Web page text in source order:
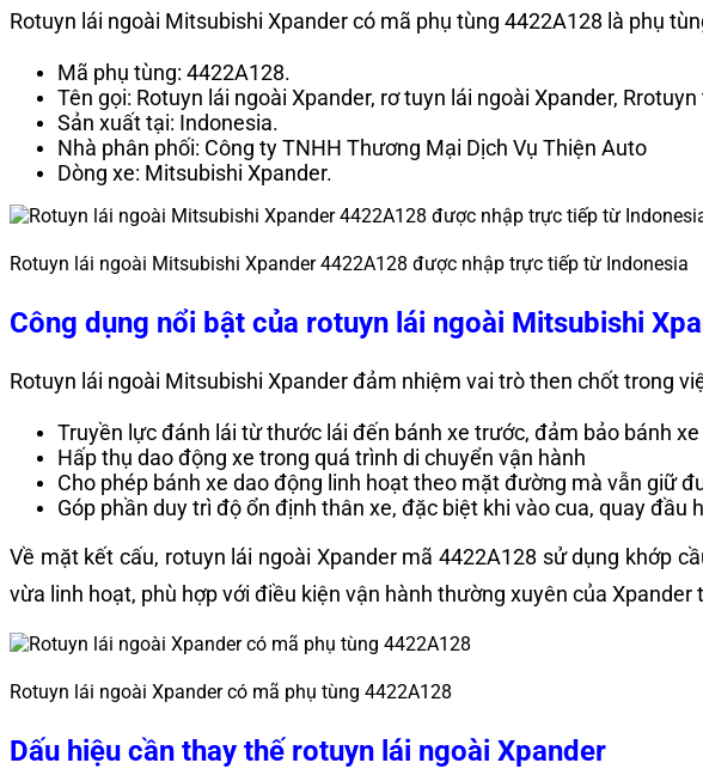
Rotuyn lái ngoài Mitsubishi Xpandercó mã phụ tùng 4422A128 là phụ
Mã phụ tùng: 4422A128.
Tên gọi: Rotuyn lái ngoài Xpander, rơ tuyn lái ngoài Xpander,
Sản xuất tại: Indonesia.
Nhà phân phối: Công ty TNHH Thương Mại Dịch Vụ Thiện Auto
Dòng xe: Mitsubishi Xpander.
Rotuyn lái ngoài Mitsubishi Xpander 4422A128 được nhập trực tiếp từ Indonesia
Công dụng nổi bật của rotuyn lái ngoài Mitsubishi
Rotuyn lái ngoài Mitsubishi Xpander đảm nhiệm vai trò then chốt trong
Truyền lực đánh lái từ thước lái đến bánh xe trước, đảm bảo bánh
Hấp thụ dao động xe trong quá trình di chuyển vận hành
Cho phép bánh xe dao động linh hoạt theo mặt đường mà vẫn giữ
Góp phần duy trì độ ổn định thân xe, đặc biệt khi vào cua, quay đầu
Về mặt kết cấu, rotuyn lái ngoài Xpander mã 4422A128 sử dụng khớp
vừa linh hoạt, phù hợp với điều kiện vận hành thường xuyên của
Rotuyn lái ngoài Xpander có mã phụ tùng 4422A128
Dấu hiệu cần thay thế rotuyn lái ngoài Xpander